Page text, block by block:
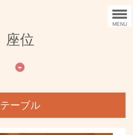
MENU
座位
テーブル